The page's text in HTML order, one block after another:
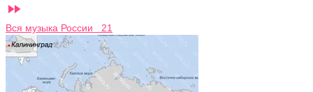

Вся музыка России 21